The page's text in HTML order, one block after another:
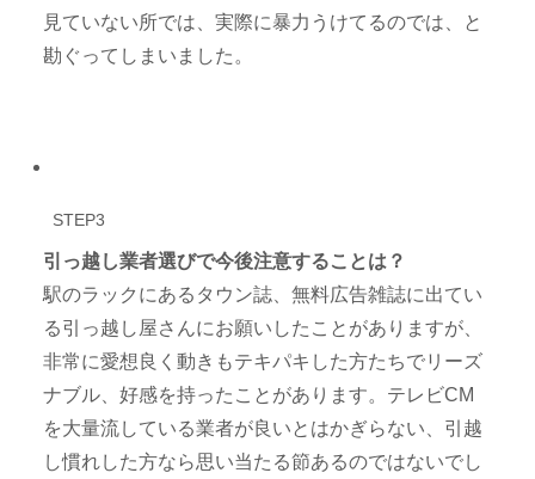
見ていない所では、実際に暴力うけてるのでは、と
勘ぐってしまいました。
STEP3
引っ越し業者選びで今後注意することは？
駅のラックにあるタウン誌、無料広告雑誌に出てい
る引っ越し屋さんにお願いしたことがありますが、
非常に愛想良く動きもテキパキした方たちでリーズ
ナブル、好感を持ったことがあります。テレビCM
を大量流している業者が良いとはかぎらない、引越
し慣れした方なら思い当たる節あるのではないでし